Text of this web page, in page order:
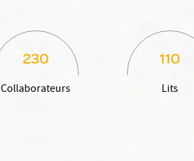
230
Collaborateurs
110
Lits